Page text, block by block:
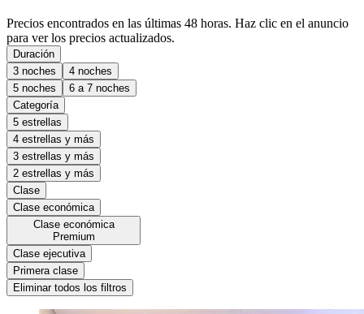
Precios encontrados en las últimas 48 horas. Haz clic en el anuncio
para ver los precios actualizados.
Duración
3 noches
4 noches
5 noches
6 a 7 noches
Categoría
5 estrellas
4 estrellas y más
3 estrellas y más
2 estrellas y más
Clase
Clase económica
Clase económica
Premium
Clase ejecutiva
Primera clase
Eliminar todos los filtros